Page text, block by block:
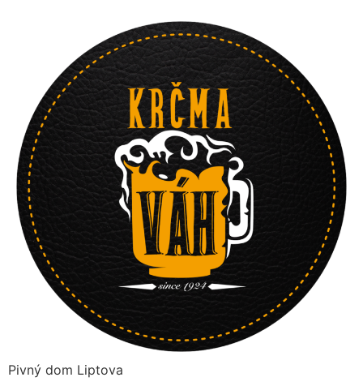
Pivný dom Liptova